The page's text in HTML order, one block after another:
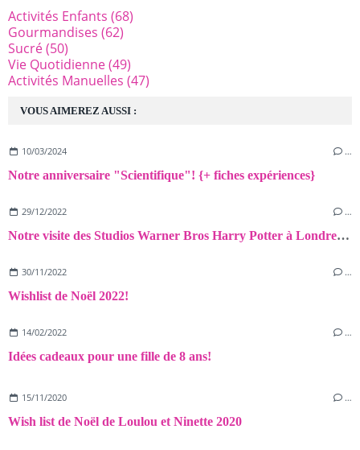
VOUS AIMEREZ AUSSI :
10/03/2024 …
Notre anniversaire "Scientifique"! {+ fiches expériences}
29/12/2022 …
Notre visite des Studios Warner Bros Harry Potter à Londres! {Avis+Astuces}
30/11/2022 …
Wishlist de Noël 2022!
14/02/2022 …
Idées cadeaux pour une fille de 8 ans!
15/11/2020 …
Wish list de Noël de Loulou et Ninette 2020
Activités Enfants (68)
Gourmandises (62)
Sucré(50)
Vie Quotidienne(49)
Activités Manuelles (47)